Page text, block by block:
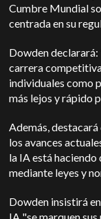
Cumbre Mundial
centrada en su
Dowden declarará:
carrera
individuales como
más lejos y rápido
Además,
los avances
la IA está
mediante leyes y
Dowden insistirá